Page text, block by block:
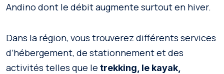
Andino dont le débit augmente surtout en hiver.
Dans la région, vous trouverez différents services
d’hébergement, de stationnement et des
activités telles que le trekking, le kayak,